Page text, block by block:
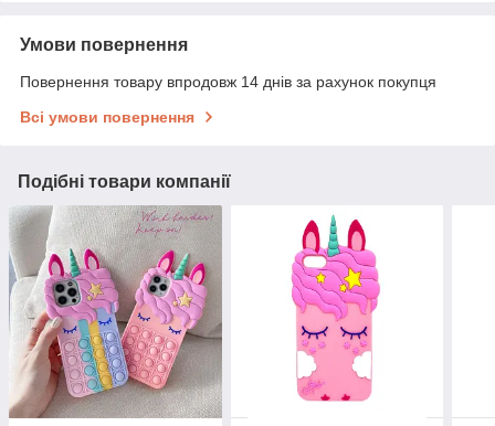
Умови повернення
Повернення товару впродовж 14 днів за рахунок покупця
Всі умови повернення
Подібні товари компанії